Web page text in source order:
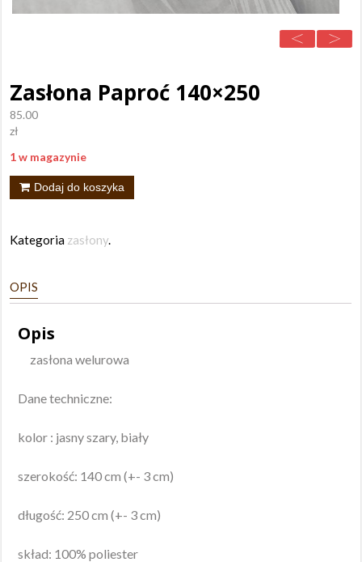
Zasłona Paproć 140×250
85.00
zł
1 w magazynie
ilość
140x250
Dodaj do koszyka
Kategoria zasłony.
OPIS
Opis
zasłona welurowa
Dane techniczne:
kolor : jasny szary, biały
szerokość: 140 cm (+- 3 cm)
długość: 250 cm (+- 3 cm)
skład: 100% poliester